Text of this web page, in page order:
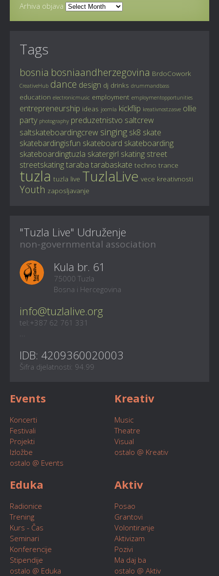
Arhiva objava
Tags
bosnia bosniaandherzegovina BrdoCowork
CreativeHub dance design dj drinks drummandbass
education electronicmusic employment employmentopportunities
entrepreneurship ideas joomla kickflip kreativnostzasve ollie
party photography preduzetnistvo saltcrew
saltskateboardingcrew singing sk8 skate
skatebardingisfun skateboard skateboarding
skateboardingtuzla skatergirl skating street
streetskatingtaraba tarabaskate techno trance
tuzla tuzla live TuzlaLive vece kreativnosti
Youth zaposljavanje
"Tuzla Live" Udruženje
non-governmental association
Kula br. 61
75000 Tuzla
Bosna i Hercegovina
info@tuzlalive.org
tel:+387 62 761 331
IDB: 4209360020003
Šifra djelatnosti: 94.99
Events
Koncerti
Festivali
Projekti
Izložbe
ostalo @ Events
Kreativ
Music
Theatre
Visual
ostalo @ Kreativ
Eduka
Radionice
Trening
Kurs - Čas
Seminari
Konferencije
Stipendije
ostalo @ Eduka
Aktiv
Posao
Grantovi
Volontiranje
Aktivizam
Pozivi
Ma daj ba
ostalo @ Aktiv